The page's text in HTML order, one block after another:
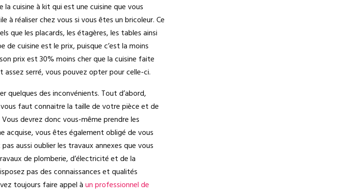
cuisine à kit qui est une cuisine que vous
réaliser chez vous si vous êtes un bricoleur. Ce
que les placards, les étagères, les tables ainsi
de cuisine est le prix, puisque c’est la moins
prix est 30% moins cher que la cuisine faite
assez serré, vous pouvez opter pour celle-ci.
quelques des inconvénients. Tout d’abord,
faut connaitre la taille de votre pièce et de
devrez donc vous-même prendre les
acquise, vous êtes également obligé de vous
aussi oublier les travaux annexes que vous
de plomberie, d’électricité et de la
pas des connaissances et qualités
toujours faire appel àun professionnel de